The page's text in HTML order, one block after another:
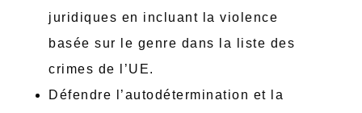
juridiques en incluant la violence
basée sur le genre dans la liste des
crimes de l’UE.
Défendre l’autodétermination et la